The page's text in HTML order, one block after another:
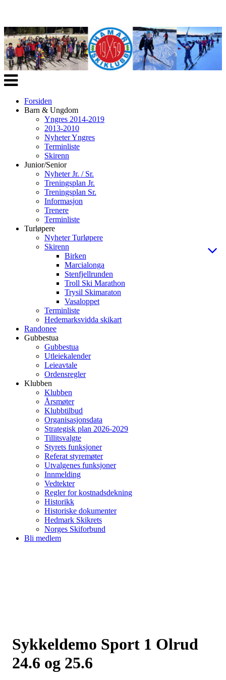
Veksle
navigasjon
Forsiden
Barn & Ungdom
Yngres 2014-2019
2013-2010
Nyheter Yngres
Terminliste
Skirenn
Junior/Senior
Nyheter Jr. / Sr.
Treningsplan Jr.
Treningsplan Sr.
Informasjon
Trenere
Terminliste
Turløpere
Nyheter Turløpere
Skirenn
Birken
Marcialonga
Stenfjellrunden
Troll Ski Marathon
Trysil Skimaraton
Vasaloppet
Terminliste
Hedemarksvidda skikart
Randonee
Gubbestua
Gubbestua
Utleiekalender
Leieavtale
Ordensregler
Klubben
Klubben
Årsmøter
Klubbtilbud
Organisasjonsdata
Strategisk plan 2026-2029
Tillitsvalgte
Styrets funksjoner
Referat styremøter
Utvalgenes funksjoner
Innmelding
Vedtekter
Regler for kostnadsdekning
Historikk
Historiske dokumenter
Hedmark Skikrets
Norges Skiforbund
Bli medlem
Sykkeldemo Sport 1 Olrud
24.6 og 25.6